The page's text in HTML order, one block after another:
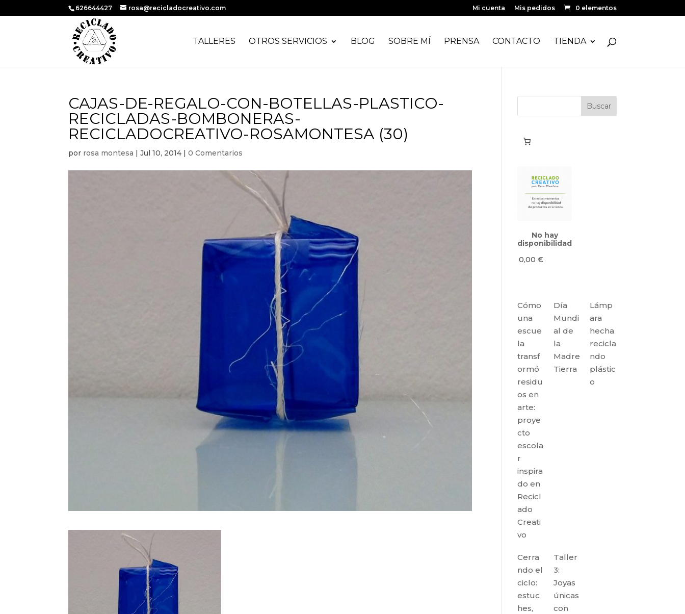
626644427 rosa@recicladocreativo.com Mi cuenta Mis pedidos 0 elementos
TALLERES OTROS SERVICIOS BLOG SOBRE MÍ PRENSA CONTACTO TIENDA
CAJAS-DE-REGALO-CON-BOTELLAS-PLASTICO-
RECICLADAS-BOMBONERAS-
RECICLADOCREATIVO-ROSAMONTESA (30)
por rosa montesa |Jul 10, 2014 |0 Comentarios
No hay
disponibilidad
0,00€
Cómo
una
escue
la
transf
ormó
residu
os en
arte:
proye
cto
escola
r
inspira
do en
Recicl
ado
Creati
vo
Día
Mundi
al de
la
Madre
Tierra
Lámp
ara
hecha
recicla
ndo
plástic
o
Cerra
ndo el
ciclo:
estuc
hes,
Taller
3:
Joyas
únicas
con